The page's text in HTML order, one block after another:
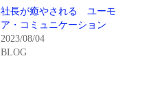
社長が癒やされる ユーモ
ア・コミュニケーション
2023/08/04
BLOG